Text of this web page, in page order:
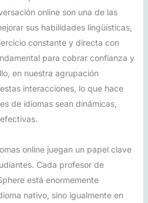
online son una de las
sus habilidades lingüísticas,
constante y directa con
para cobrar confianza y
en nuestra agrupación
interacciones, lo que hace
de idiomas sean dinámicas,
online juegan un papel clave
Cada profesor de
está enormemente
nativo, sino igualmente en